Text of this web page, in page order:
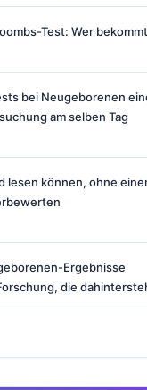
Test: Wer bekommt
bei Neugeborenen
am selben Tag
lesen können, ohne
Ergebnisse
die